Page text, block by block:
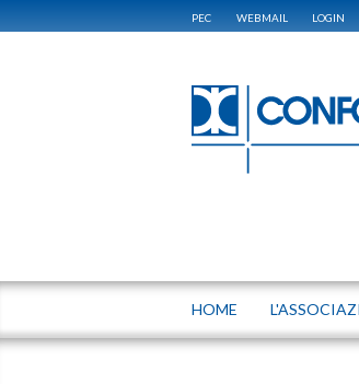
PEC WEBMAIL LOGIN
HOME